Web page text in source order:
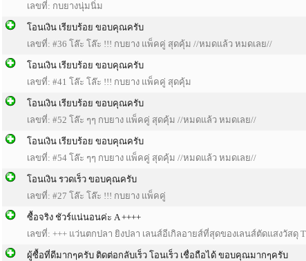
เลขที่: กบยางนุ่มนิ่ม
โอนเงิน เรียบร้อย ขอบคุณครับ
เลขที่: #36 โล๊ะ โล๊ะ !!! กบยาง แพ็คคู่ สุดคุ้ม //หมดแล้ว หมดเลย//
โอนเงิน เรียบร้อย ขอบคุณครับ
เลขที่: #41 โล๊ะ โล๊ะ !!! กบยาง แพ็คคู่ สุดคุ้ม
โอนเงิน เรียบร้อย ขอบคุณครับ
เลขที่: #52 โล๊ะ ๆๆ กบยาง แพ็คคู่ สุดคุ้ม //หมดแล้ว หมดเลย//
โอนเงิน เรียบร้อย ขอบคุณครับ
เลขที่: #54 โล๊ะ ๆๆ กบยาง แพ็คคู่ สุดคุ้ม //หมดแล้ว หมดเลย//
โอนเงิน รวดเร็ว ขอบคุณครับ
เลขที่: #27 โล๊ะ โล๊ะ !!! กบยาง แพ็คคู่
ซื้อจริง ชัวร์แน่นอนค่ะ A ++++
เลขที่: +++ แว่นตกปลา ยิงปลา เลนส์อีเกิลอายส์ที่สุดของเลนส์ตัดแสงวัสดุ
ผู้ซื้อที่ดีมากๆครับ ติดต่อกลับเร็ว โอนเร็ว เชื่อถือได้ ขอบคุณมากๆครับ